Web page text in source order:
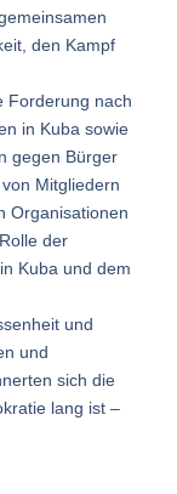
den Kampf
Forderung nach
in Kuba sowie
gegen Bürger
Mitgliedern
Organisationen
der
Kuba und dem
und
und
sich die
lang ist –